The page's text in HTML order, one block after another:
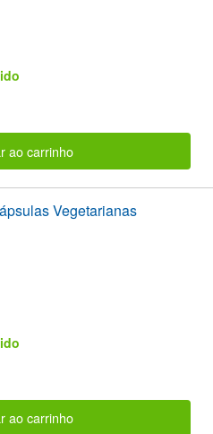
ao carrinho
Vegetarianas
ao carrinho